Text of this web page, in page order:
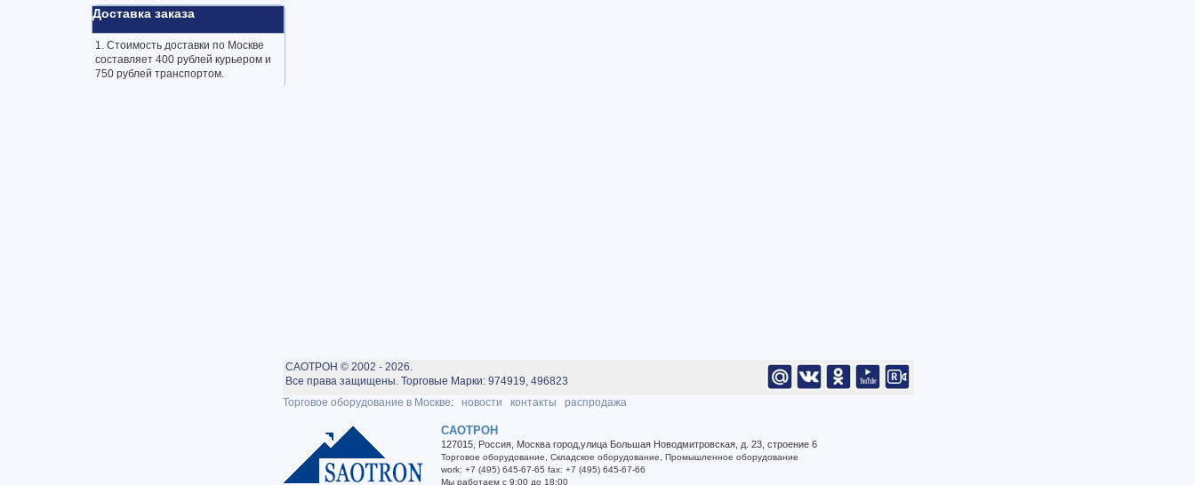
Доставка заказа
1. Стоимость доставки по Москве
составляет 400 рублей курьером и
750 рублей транспортом.
САОТРОН © 2002 - 2026.
Все права защищены. Торговые Марки: 974919, 496823
Торговое оборудование в Москве: новости контакты распродажа
САОТРОН
127015 Россия Москва город улица Большая Новодмитровская, д. 23, строение 6
Торговое оборудование Складское оборудование
Промышленное оборудование
work: +7 (495) 645-67-65 fax: +7 (495) 645-67-66
Мы работаем с 9:00 до 18:00